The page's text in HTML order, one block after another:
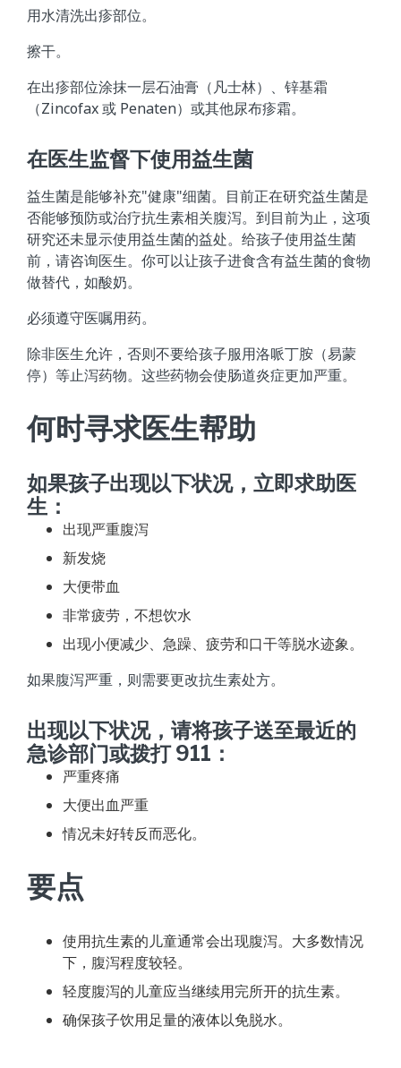
用水清洗出疹部位。
擦干。
在出疹部位涂抹一层石油膏（凡士林）、锌基霜
（Zincofax 或 Penaten）或其他尿布疹霜。
在医生监督下使用益生菌
益生菌是能够补充"健康"细菌。目前正在研究益生菌是
否能够预防或治疗抗生素相关腹泻。到目前为止，这项
研究还未显示使用益生菌的益处。给孩子使用益生菌
前，请咨询医生。你可以让孩子进食含有益生菌的食物
做替代，如酸奶。
必须遵守医嘱用药。
除非医生允许，否则不要给孩子服用洛哌丁胺（易蒙
停）等止泻药物。这些药物会使肠道炎症更加严重。
何时寻求医生帮助
如果孩子出现以下状况，立即求助医
生：
出现严重腹泻
新发烧
大便带血
非常疲劳，不想饮水
出现小便减少、急躁、疲劳和口干等脱水迹象。
如果腹泻严重，则需要更改抗生素处方。
出现以下状况，请将孩子送至最近的
急诊部门或拨打 911：
严重疼痛
大便出血严重
情况未好转反而恶化。
要点
使用抗生素的儿童通常会出现腹泻。大多数情况
下，腹泻程度较轻。
轻度腹泻的儿童应当继续用完所开的抗生素。
确保孩子饮用足量的液体以免脱水。